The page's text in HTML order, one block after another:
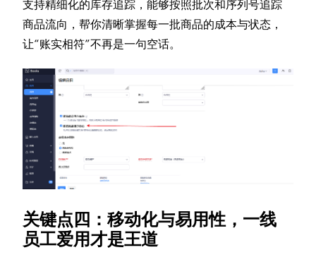
支持精细化的库存追踪，能够按照批次和序列号追踪
商品流向，帮你清晰掌握每一批商品的成本与状态，
让“账实相符”不再是一句空话。
关键点四：移动化与易用性，一线
员工爱用才是王道